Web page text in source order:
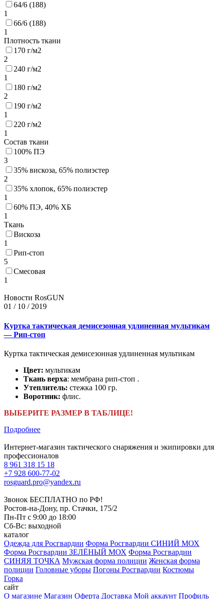
64/6 (188)
1
66/6 (188)
1
Плотность ткани
170 г/м2
2
240 г/м2
1
180 г/м2
2
190 г/м2
1
220 г/м2
1
Состав ткани
100% ПЭ
3
35% вискоза, 65% полиэстер
2
35% хлопок, 65% полиэстер
1
60% ПЭ, 40% ХБ
1
Ткань
Вискоза
1
Рип-стоп
5
Смесовая
1
Новости RosGUN
01 / 10 / 2019
Куртка тактическая демисезонная удлиненная мультикам
— Рип-стоп
Куртка тактическая демисезонная удлиненная мультикам
Цвет: мультикам
Ткань верха: мембрана рип-стоп .
Утеплитель: стежка 100 гр.
Воротник: флис.
ВЫБЕРИТЕ РАЗМЕР В ТАБЛИЦЕ!
Подробнее
Интернет-магазин тактического снаряжения и экипировки для
профессионалов
8 961 318 15 18
+7 928 600-77-02
rosguard.pro@yandex.ru
Звонок БЕСПЛАТНО по РФ!
Ростов-на-Дону, пр. Стачки, 175/2
Пн-Пт с 9:00 до 18:00
Сб-Вс: выходной
каталог
Одежда для Росгвардии Форма Росгвардии СИНИЙ МОХ
Форма Росгвардии ЗЕЛЁНЫЙ МОХ Форма Росгвардии
СИНЯЯ ТОЧКА Мужская форма полиции Женская форма
полиции Головные уборы Погоны Росгвардии Костюмы
Горка
сайт
О магазине Магазин Оферта Доставка Мой аккаунт Профиль